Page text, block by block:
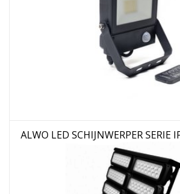
ALWO LED SCHIJNWERPER SERIE